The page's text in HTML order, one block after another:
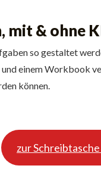
mit & ohne
so gestaltet
und einem Workbook
können.
zur